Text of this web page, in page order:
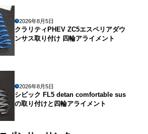
2026年8月5日
クラリティPHEV ZC5エスペリアダウ
ンサス取り付け 四輪アライメント
2026年8月5日
シビック FL5 detan comfortable sus
の取り付けと四輪アライメント